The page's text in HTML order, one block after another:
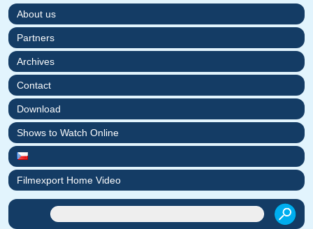
About us
Partners
Archives
Contact
Download
Shows to Watch Online
Filmexport Home Video